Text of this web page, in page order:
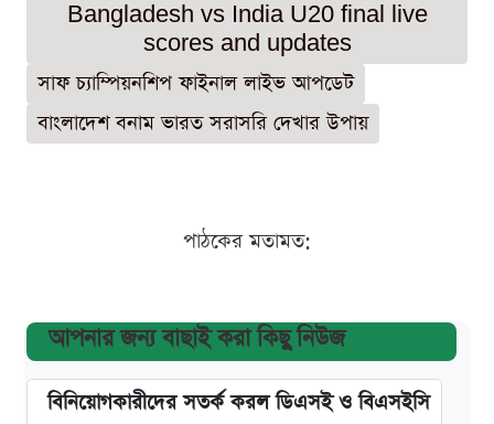
Bangladesh vs India U20 final live
scores and updates
সাফ চ্যাম্পিয়নশিপ ফাইনাল লাইভ আপডেট
বাংলাদেশ বনাম ভারত সরাসরি দেখার উপায়
পাঠকের মতামত:
আপনার জন্য বাছাই করা কিছু নিউজ
বিনিয়োগকারীদের সতর্ক করল ডিএসই ও বিএসইসি